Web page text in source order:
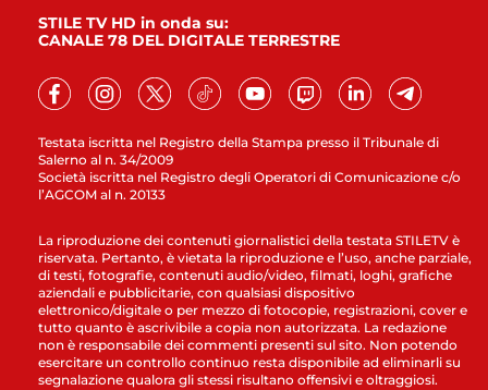
Testata iscritta nel Registro della Stampa presso il Tribunale di
Salerno al n. 34/2009
Società iscritta nel Registro degli Operatori di Comunicazione c/o
l’AGCOM al n. 20133
STILE TV HD in onda su:
CANALE 78 DEL DIGITALE TERRESTRE
La riproduzione dei contenuti giornalistici della testata STILETV è
riservata. Pertanto, è vietata la riproduzione e l’uso, anche parziale,
di testi, fotografie, contenuti audio/video, filmati, loghi, grafiche
aziendali e pubblicitarie, con qualsiasi dispositivo
elettronico/digitale o per mezzo di fotocopie, registrazioni, cover e
tutto quanto è ascrivibile a copia non autorizzata. La redazione
non è responsabile dei commenti presenti sul sito. Non potendo
esercitare un controllo continuo resta disponibile ad eliminarli su
segnalazione qualora gli stessi risultano offensivi e oltraggiosi.